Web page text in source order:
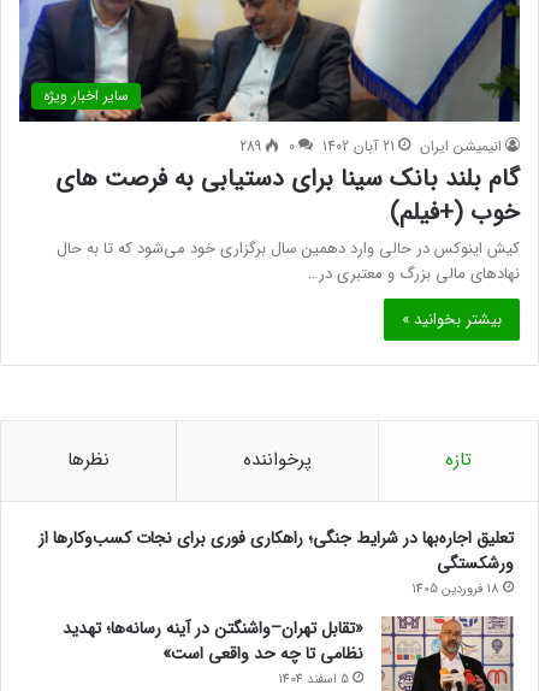
سایر اخبار ویژه
انیمیشن ایران 21 آبان 1402 0
289
گام بلند بانک سینا برای دستیابی به فرصت های
خوب (+فیلم)
کیش اینوکس در حالی وارد دهمین سال برگزاری خود می‌شود که تا به حال
نهادهای مالی بزرگ و معتبری در…
بیشتر بخوانید »
تازه پرخواننده نظرها
تعلیق اجاره‌بها در شرایط جنگی؛ راهکاری فوری برای نجات کسب‌وکارها از
ورشکستگی
18 فروردین 1405
«تقابل تهران–واشنگتن در آینه رسانه‌ها؛ تهدید
نظامی تا چه حد واقعی است»
5 اسفند 1404